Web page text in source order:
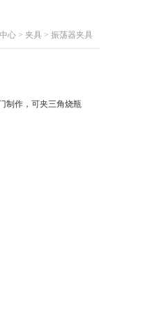
心 > 夹具 > 振荡器夹具
制作，可夹三角烧瓶